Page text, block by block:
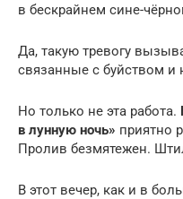
в бескрайнем сине-
Да, такую тревогу
связанные с буйством и
Но только не эта работа.
в лунную ночь» приятно
Пролив безмятежен.
В этот вечер, как и в